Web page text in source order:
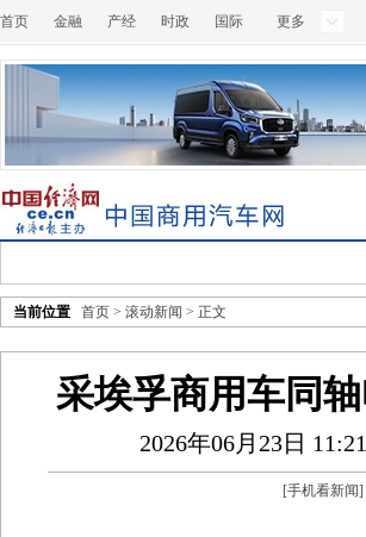
首页 金融 产经 时政 国际 更多
当前位置 首页 > 滚动新闻 > 正文
采埃孚商用车同
2026年06月23日 11:21
[手机看新闻]